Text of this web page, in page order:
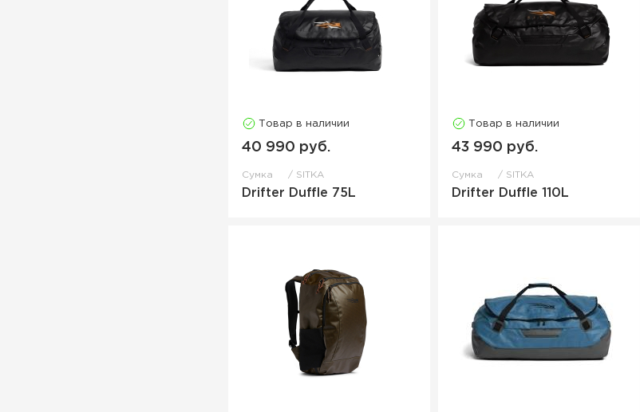
Товар в наличии
40 990 руб.
Сумка SITKA
Drifter Duffle 75L
Товар в наличии
43 990 руб.
Сумка SITKA
Drifter Duffle 110L